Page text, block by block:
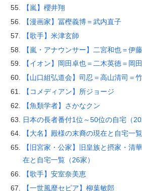
【嵐】櫻井翔
【漫画家】冨樫義博＝武内直子
【歌手】米津玄師
【嵐・アナウンサー】二宮和也＝伊
【イオン】岡田卓也＝二木英徳＝岡
【山口組弘道会】司忍＝高山清司＝
【コメディアン】所ジョージ
【魚類学者】さかなクン
日本の長者番付1位～50位の自宅（
【大名】殿様の末裔の現在と自宅一覧
【旧宮家・公家】旧皇族と摂家・清
在と自宅一覧（26家）
【歌手】安室奈美恵
【一世風靡セピア】柳葉敏郎